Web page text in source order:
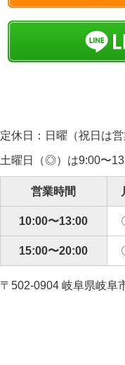
定休日：日曜（祝日は営
土曜日（◎）は9:00〜
営業時間
10:00〜13:00
15:00〜20:00
〒502-0904 岐阜県岐阜